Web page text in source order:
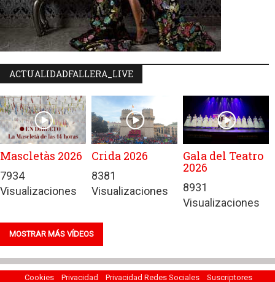
ACTUALIDADFALLERA_LIVE
Mascletàs 2026
7934
Visualizaciones
Crida 2026
8381
Visualizaciones
Gala del Teatro
2026
8931
Visualizaciones
MOSTRAR MÁS VÍDEOS
Cookies Privacidad Privacidad Redes Sociales Suscriptores